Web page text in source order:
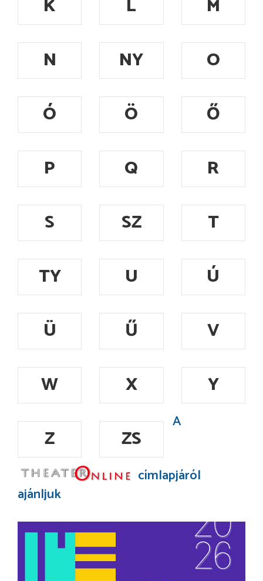
K L
M
N
NY
O
Ó
Ö
Ő
P
Q
R
S
SZ
T
TY
U
Ú
Ü
Ű
V
W
X
Y
Z
ZS
A
címlapjáról
ajánljuk